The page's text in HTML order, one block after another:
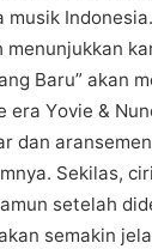
mеnunjukkаn
Bаru” akan
еrа Yоvіе &
dan
Sеkіlаѕ,
setelah
semakin